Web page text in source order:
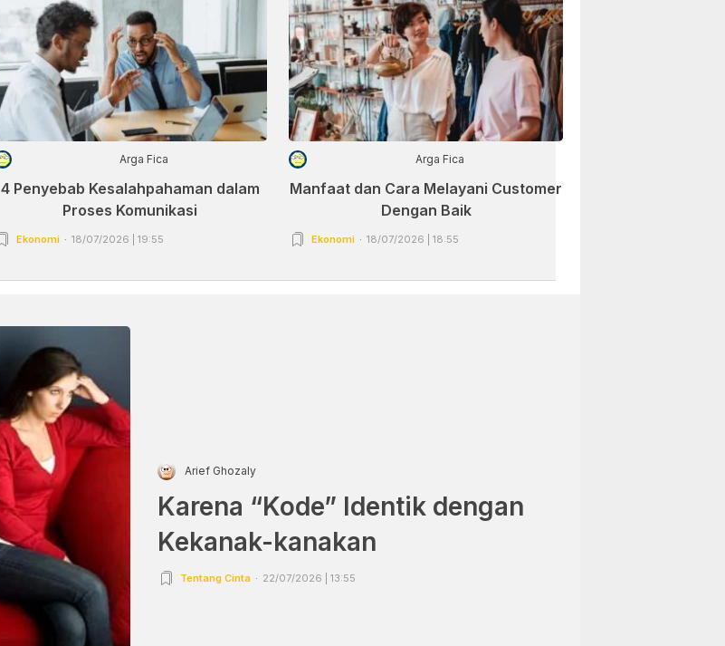
Arga Fica
4 Penyebab Kesalahpahaman dalam
Proses Komunikasi
Ekonomi 18/07/2026 | 19:55
Arga Fica
Manfaat dan Cara Melayani Customer
Dengan Baik
Ekonomi 18/07/2026 | 18:55
Arief Ghozaly
Karena “Kode” Identik dengan
Kekanak-kanakan
Tentang Cinta 22/07/2026 | 13:55